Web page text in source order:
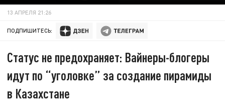
13 АПРЕЛЯ 21:26
ПОДПИШИТЕСЬ:
Статус не предохраняет: Вайнеры-блогеры
идут по “уголовке” за создание пирамиды
в Казахстане